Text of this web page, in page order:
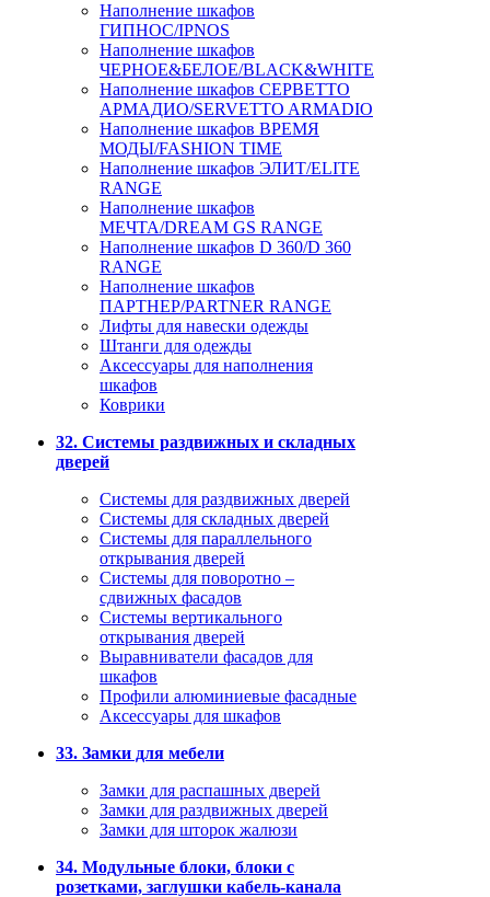
Наполнение шкафов
ГИПНОС/IPNOS
Наполнение шкафов
ЧЕРНОЕ&БЕЛОЕ/BLACK&WHITE
Наполнение шкафов СЕРВЕТТО
АРМАДИО/SERVETTO ARMADIO
Наполнение шкафов ВРЕМЯ
МОДЫ/FASHION TIME
Наполнение шкафов ЭЛИТ/ELITE
RANGE
Наполнение шкафов
МЕЧТА/DREAM GS RANGE
Наполнение шкафов D 360/D 360
RANGE
Наполнение шкафов
ПАРТНЕР/PARTNER RANGE
Лифты для навески одежды
Штанги для одежды
Аксессуары для наполнения
шкафов
Коврики
32. Системы раздвижных и складных
дверей
Системы для раздвижных дверей
Системы для складных дверей
Системы для параллельного
открывания дверей
Системы для поворотно –
сдвижных фасадов
Системы вертикального
открывания дверей
Выравниватели фасадов для
шкафов
Профили алюминиевые фасадные
Аксессуары для шкафов
33. Замки для мебели
Замки для распашных дверей
Замки для раздвижных дверей
Замки для шторок жалюзи
34. Модульные блоки, блоки с
розетками, заглушки кабель-канала